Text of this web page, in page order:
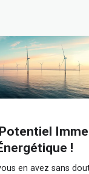
!
en avez sans